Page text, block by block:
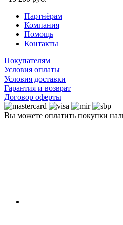
Партнёрам
Компания
Помощь
Контакты
Покупателям
Условия оплаты
Условия доставки
Гарантия и возврат
Договор оферты
Вы можете оплатить покупки